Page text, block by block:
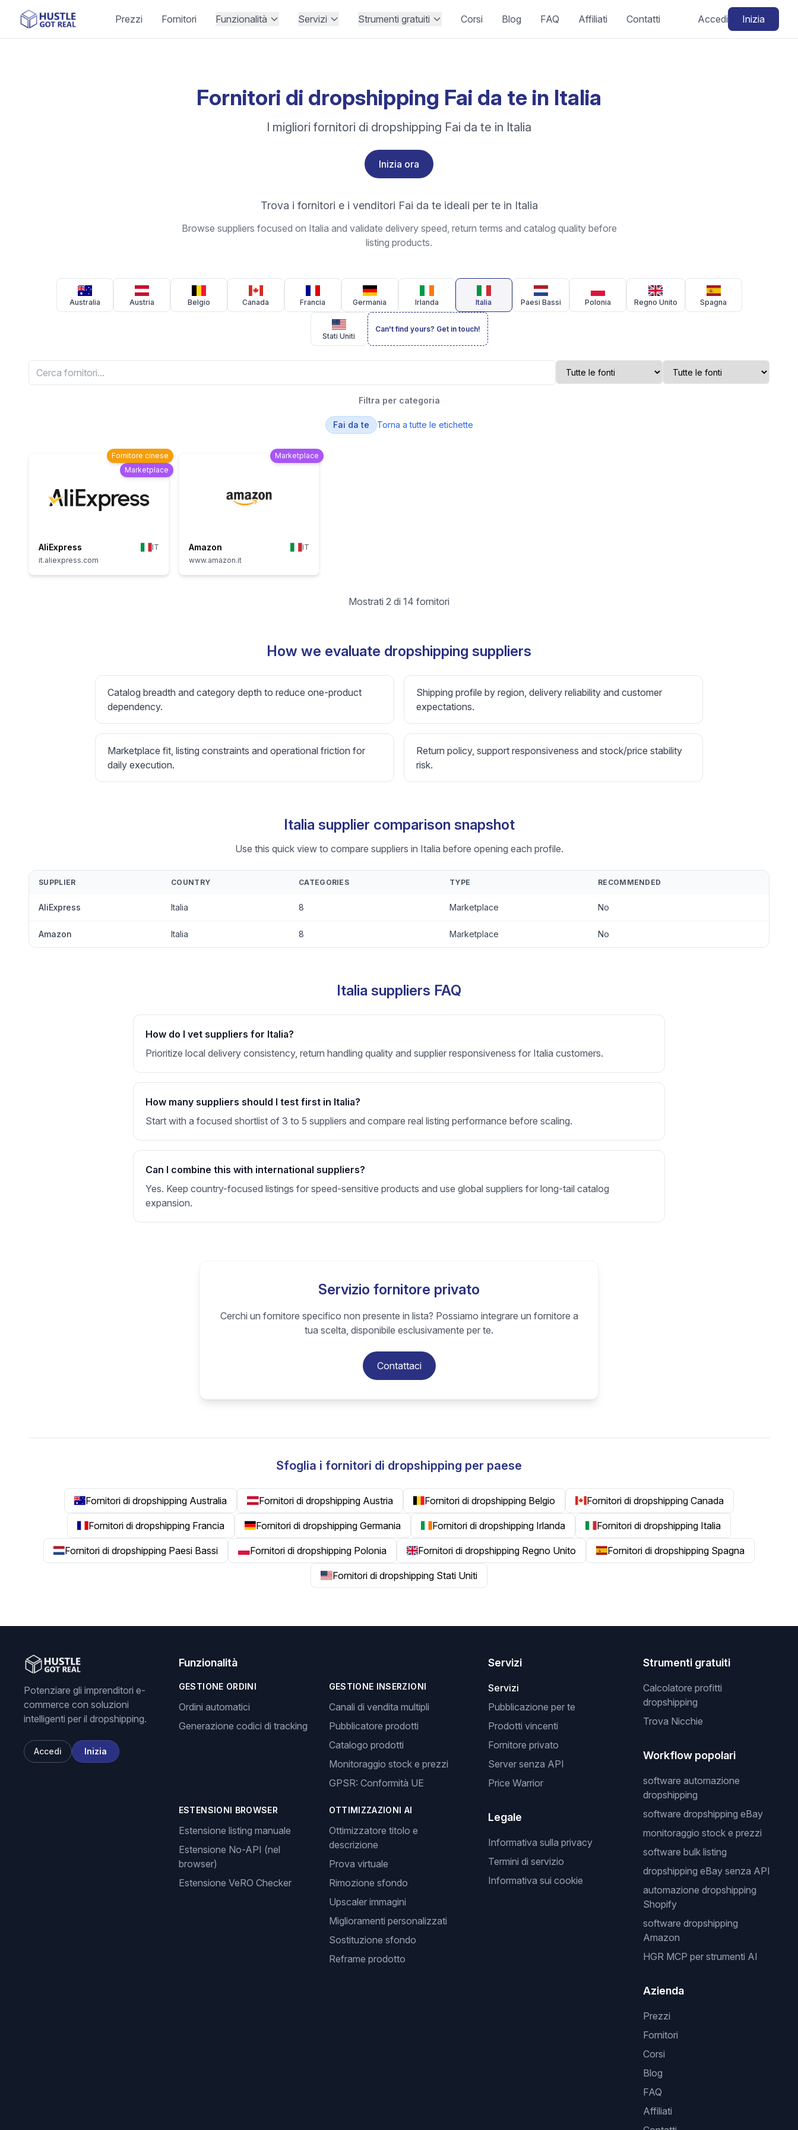
Prezzi Fornitori Funzionalità Servizi Strumenti gratuiti Corsi Blog FAQ Affiliati Contatti Accedi Inizia
Fornitori di dropshipping Fai da te in Italia
I migliori fornitori di dropshipping Fai da te in Italia
Inizia ora
Trova i fornitori e i venditori Fai da te ideali per te in Italia
Browse suppliers focused on Italia and validate delivery speed, return terms and catalog quality before
listing products.
Australia Austria Belgio Canada Francia Germania Irlanda Italia Paesi Bassi Polonia Regno Unito Spagna
Stati Uniti
Can't find yours? Get in touch!
Filtra per categoria
Fai da te Torna a tutte le etichette
Fornitore cinese
Marketplace
AliExpress
IT
it.aliexpress.com
Marketplace
Amazon
IT
www.amazon.it
Mostrati 2 di 14 fornitori
How we evaluate dropshipping suppliers
Catalog breadth and category depth to reduce one-product
dependency.
Shipping profile by region, delivery reliability and customer
expectations.
Marketplace fit, listing constraints and operational friction for
daily execution.
Return policy, support responsiveness and stock/price stability
risk.
Italia supplier comparison snapshot
Use this quick view to compare suppliers in Italia before opening each profile.
SUPPLIER COUNTRY CATEGORIES TYPE RECOMMENDED
AliExpress Italia 8 Marketplace No
Amazon Italia 8 Marketplace No
Italia suppliers FAQ
How do I vet suppliers for Italia?
Prioritize local delivery consistency, return handling quality and supplier responsiveness for Italia customers.
How many suppliers should I test first in Italia?
Start with a focused shortlist of 3 to 5 suppliers and compare real listing performance before scaling.
Can I combine this with international suppliers?
Yes. Keep country-focused listings for speed-sensitive products and use global suppliers for long-tail catalog
expansion.
Servizio fornitore privato
Cerchi un fornitore specifico non presente in lista? Possiamo integrare un fornitore a
tua scelta, disponibile esclusivamente per te.
Contattaci
Sfoglia i fornitori di dropshipping per paese
Fornitori di dropshipping Australia Fornitori di dropshipping Austria Fornitori di dropshipping Belgio Fornitori di dropshipping Canada
Fornitori di dropshipping Francia Fornitori di dropshipping Germania Fornitori di dropshipping Irlanda Fornitori di dropshipping Italia
Fornitori di dropshipping Paesi Bassi Fornitori di dropshipping Polonia Fornitori di dropshipping Regno Unito Fornitori di dropshipping Spagna
Fornitori di dropshipping Stati Uniti
Potenziare gli imprenditori e-
commerce con soluzioni
intelligenti per il dropshipping.
Accedi Inizia
Funzionalità
GESTIONE ORDINI
Ordini automatici
Generazione codici di tracking
GESTIONE INSERZIONI
Canali di vendita multipli
Pubblicatore prodotti
Catalogo prodotti
Monitoraggio stock e prezzi
GPSR: Conformità UE
ESTENSIONI BROWSER
Estensione listing manuale
Estensione No-API (nel
browser)
Estensione VeRO Checker
OTTIMIZZAZIONI AI
Ottimizzatore titolo e
descrizione
Prova virtuale
Rimozione sfondo
Upscaler immagini
Miglioramenti personalizzati
Sostituzione sfondo
Reframe prodotto
Servizi
Servizi
Pubblicazione per te
Prodotti vincenti
Fornitore privato
Server senza API
Price Warrior
Legale
Informativa sulla privacy
Termini di servizio
Informativa sui cookie
Strumenti gratuiti
Calcolatore profitti
dropshipping
Trova Nicchie
Workflow popolari
software automazione
dropshipping
software dropshipping eBay
monitoraggio stock e prezzi
software bulk listing
dropshipping eBay senza API
automazione dropshipping
Shopify
software dropshipping
Amazon
HGR MCP per strumenti AI
Azienda
Prezzi
Fornitori
Corsi
Blog
FAQ
Affiliati